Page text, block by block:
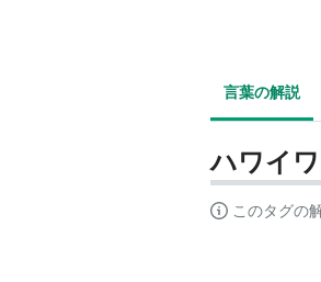
言葉の解説
ハワイ
このタグの